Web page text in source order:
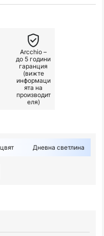
Arcchio –
до 5 години
гаранция
(вижте
информаци
ята на
производит
еля)
Дневна светлина